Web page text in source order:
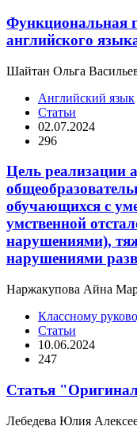
Функциональная
английского
Шайтан Ольга
Английский язык
Статьи
02.07.2024
296
Цель реализации
обучающихся с
умственной
нарушениями),
нарушениями
Наржакупова Айна
Классному
Статьи
10.06.2024
247
Статья
Лебедева Юлия